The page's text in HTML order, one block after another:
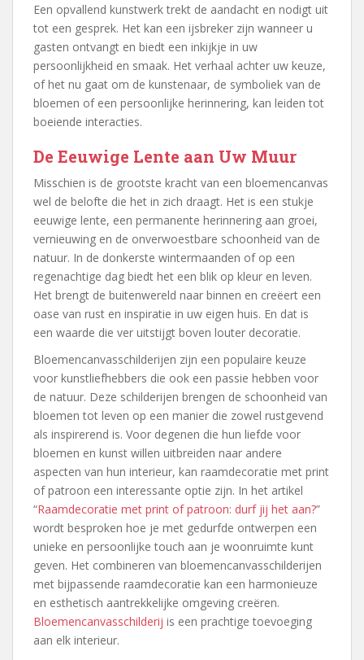
Een opvallend kunstwerk trekt de aandacht en nodigt uit
tot een gesprek. Het kan een ijsbreker zijn wanneer u
gasten ontvangt en biedt een inkijkje in uw
persoonlijkheid en smaak. Het verhaal achter uw keuze,
of het nu gaat om de kunstenaar, de symboliek van de
bloemen of een persoonlijke herinnering, kan leiden tot
boeiende interacties.
De Eeuwige Lente aan Uw Muur
Misschien is de grootste kracht van een bloemencanvas
wel de belofte die het in zich draagt. Het is een stukje
eeuwige lente, een permanente herinnering aan groei,
vernieuwing en de onverwoestbare schoonheid van de
natuur. In de donkerste wintermaanden of op een
regenachtige dag biedt het een blik op kleur en leven.
Het brengt de buitenwereld naar binnen en creëert een
oase van rust en inspiratie in uw eigen huis. En dat is
een waarde die ver uitstijgt boven louter decoratie.
Bloemencanvasschilderijen zijn een populaire keuze
voor kunstliefhebbers die ook een passie hebben voor
de natuur. Deze schilderijen brengen de schoonheid van
bloemen tot leven op een manier die zowel rustgevend
als inspirerend is. Voor degenen die hun liefde voor
bloemen en kunst willen uitbreiden naar andere
aspecten van hun interieur, kan raamdecoratie met print
of patroon een interessante optie zijn. In het artikel
“Raamdecoratie met print of patroon: durf jij het aan?”
wordt besproken hoe je met gedurfde ontwerpen een
unieke en persoonlijke touch aan je woonruimte kunt
geven. Het combineren van bloemencanvasschilderijen
met bijpassende raamdecoratie kan een harmonieuze
en esthetisch aantrekkelijke omgeving creëren.
Bloemencanvasschilderij is een prachtige toevoeging
aan elk interieur.